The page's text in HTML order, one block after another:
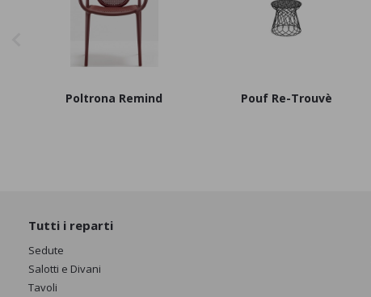
Poltrona Remind Pouf Re-Trouvè
Tutti i reparti
Sedute
Salotti e Divani
Tavoli